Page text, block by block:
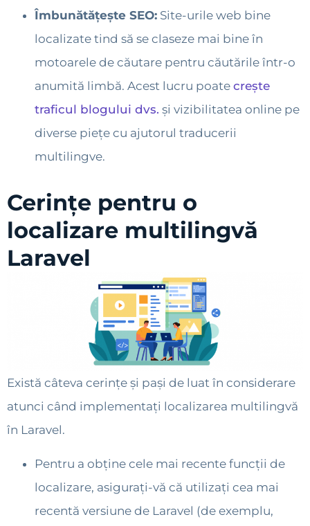
Îmbunătățește SEO: Site-urile web bine
localizate tind să se claseze mai bine în
motoarele de căutare pentru căutările într-o
anumită limbă. Acest lucru poate crește
traficul blogului dvs. și vizibilitatea online pe
diverse piețe cu ajutorul traducerii
multilingve.
Cerințe pentru o
localizare multilingvă
Laravel
Există câteva cerințe și pași de luat în considerare
atunci când implementați localizarea multilingvă
în Laravel.
Pentru a obține cele mai recente funcții de
localizare, asigurați-vă că utilizați cea mai
recentă versiune de Laravel (de exemplu,